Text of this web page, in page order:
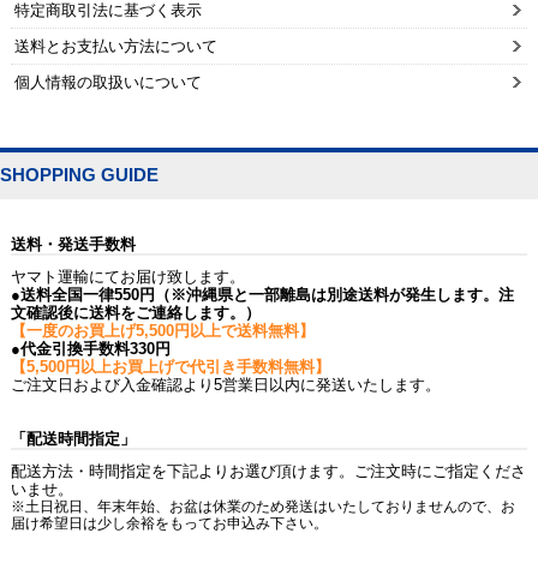
特定商取引法に基づく表示
送料とお支払い方法について
個人情報の取扱いについて
SHOPPING GUIDE
送料・発送手数料
ヤマト運輸にてお届け致します。
●送料全国一律550円（※沖縄県と一部離島は別途送料が発生します。注
文確認後に送料をご連絡します。）
【一度のお買上げ5,500円以上で送料無料】
●代金引換手数料330円
【5,500円以上お買上げで代引き手数料無料】
ご注文日および入金確認より5営業日以内に発送いたします。
「配送時間指定」
配送方法・時間指定を下記よりお選び頂けます。ご注文時にご指定くださ
いませ。
※土日祝日、年末年始、お盆は休業のため発送はいたしておりませんので、お
届け希望日は少し余裕をもってお申込み下さい。